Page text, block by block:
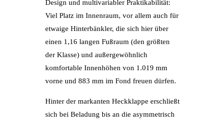
Design und multivariabler Praktikabilität:
Viel Platz im Innenraum, vor allem auch für
etwaige Hinterbänkler, die sich hier über
einen 1,16 langen Fußraum (den größten
der Klasse) und außergewöhnlich
komfortable Innenhöhen von 1.019 mm
vorne und 883 mm im Fond freuen dürfen.
Hinter der markanten Heckklappe erschließt
sich bei Beladung bis an die asymmetrisch